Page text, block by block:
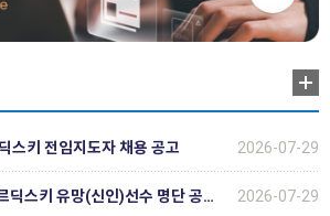
스키 전임지도자 채용 공고 2026-07-29
딕스키 유망(신인)선수 명단 공… 2026-07-29